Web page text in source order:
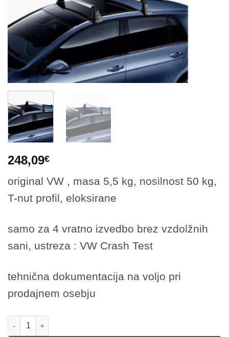
248,09€
original VW , masa 5,5 kg, nosilnost 50 kg,
T-nut profil, eloksirane
samo za 4 vratno izvedbo brez vzdolžnih
sani, ustreza : VW Crash Test
tehnična dokumentacija na voljo pri
prodajnem osebju
Strešni nosilci Golf VII (grt) količina